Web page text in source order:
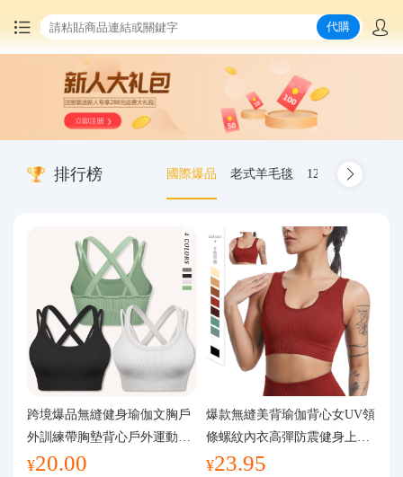
中國商品代購
集運服務
最新公告
物流資訊
代購問答
關於我們
代購
排行榜 國際爆品 老式羊毛毯 12.00-20 truck
跨境爆品無縫健身瑜伽文胸戶
外訓練帶胸墊背心戶外運動瑜
伽服女
¥20.00
爆款無縫美背瑜伽背心女UV領
條螺紋內衣高彈防震健身上裝
運動文胸
¥23.95